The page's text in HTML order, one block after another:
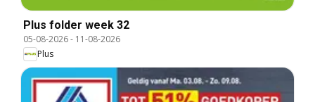
Plus folder week 32
05-08-2026- 11-08-2026
Plus